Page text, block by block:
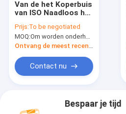
Van de het Koperbuis
van ISO Naadloos het
Warmtegeleidingsvermogen
Prijs:To be negotiated
MOQ:Om worden onderhandeld
Ontvang de meest recente Prijs
Contact nu
Bespaar je tijd